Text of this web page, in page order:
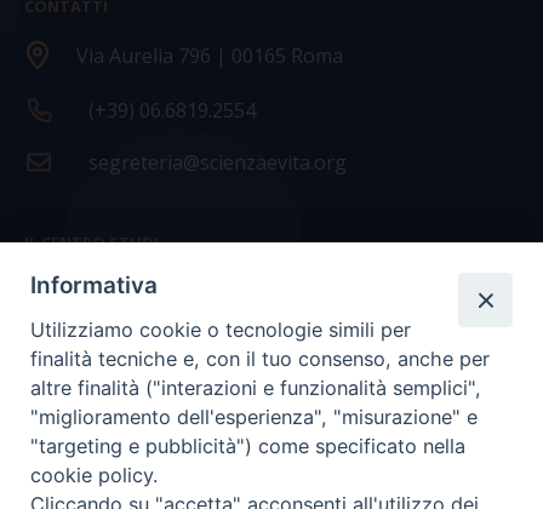
CONTATTI
Via Aurelia 796 | 00165 Roma
(+39) 06.6819.2554
segreteria@scienzaevita.org
IL CENTRO STUDI
La nostra storia
Statuto
Presidenza e ufficio presidenza
Consiglio scientifico
Coordinamento nazionale
Informativa
Utilizziamo cookie o tecnologie simili per
finalità tecniche e, con il tuo consenso, anche per
altre finalità ("interazioni e funzionalità semplici",
"miglioramento dell'esperienza", "misurazione" e
"targeting e pubblicità") come specificato nella
cookie policy.